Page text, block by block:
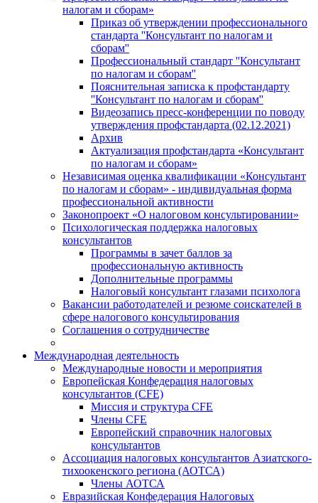
налогам и сборам»
Приказ об утверждении профессионального
стандарта ''Консультант по налогам и
сборам''
Профессиональный стандарт ''Консультант
по налогам и сборам''
Пояснительная записка к профстандарту
''Консультант по налогам и сборам''
Видеозапись пресс-конференции по поводу
утверждения профстандарта (02.12.2021)
Архив
Актуализация профстандарта «Консультант
по налогам и сборам»
Независимая оценка квалификации «Консультант
по налогам и сборам» - индивидуальная форма
профессиональной активности
Законопроект «О налоговом консультировании»
Психологическая поддержка налоговых
консультантов
Программы в зачет баллов за
профессиональную активность
Дополнительные программы
Налоговый консультант глазами психолога
Вакансии работодателей и резюме соискателей в
сфере налогового консультирования
Соглашения о сотрудничестве
Международная деятельность
Международные новости и мероприятия
Европейская Конфедерация налоговых
консультантов (CFE)
Миссия и структура CFE
Члены CFE
Европейский справочник налоговых
консультантов
Ассоциация налоговых консультантов Азиатского-
тихоокенского региона (АОТСА)
Члены АОТСА
Евразийская Конфедерация Налоговых